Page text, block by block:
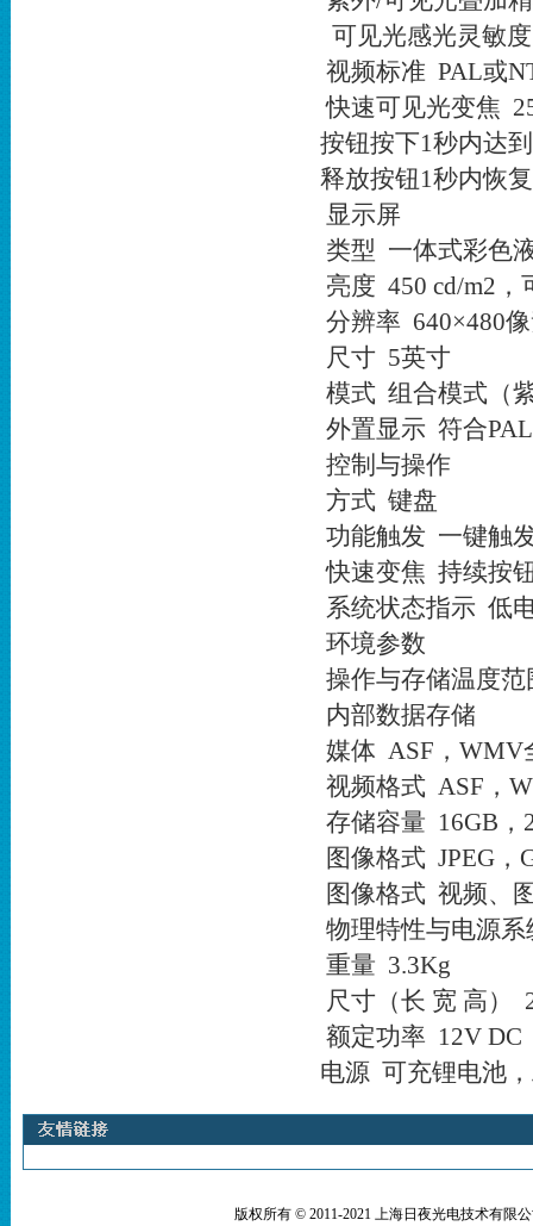
可见光感光灵敏
视频标准 PAL或
快速可见光变焦
按钮按下1秒内达
释放按钮1秒内恢
显示屏
类型 一体式彩色
亮度 450 cd/m2，
分辨率 640×480
尺寸 5英寸
模式 组合模式（
外置显示 符合
控制与操作
方式 键盘
功能触发 一键触
快速变焦 持续按
系统状态指示 低
环境参数
操作与存储温度
内部数据存储
媒体 ASF，WMV
视频格式 ASF，
存储容量 16GB，
图像格式 JPEG，
图像格式 视频、
物理特性与电源系
重量 3.3Kg
尺寸（长 宽 高）
额定功率 12V DC
电源 可充锂电池
版权所有 © 2011-2021 上海日夜光电技术有限